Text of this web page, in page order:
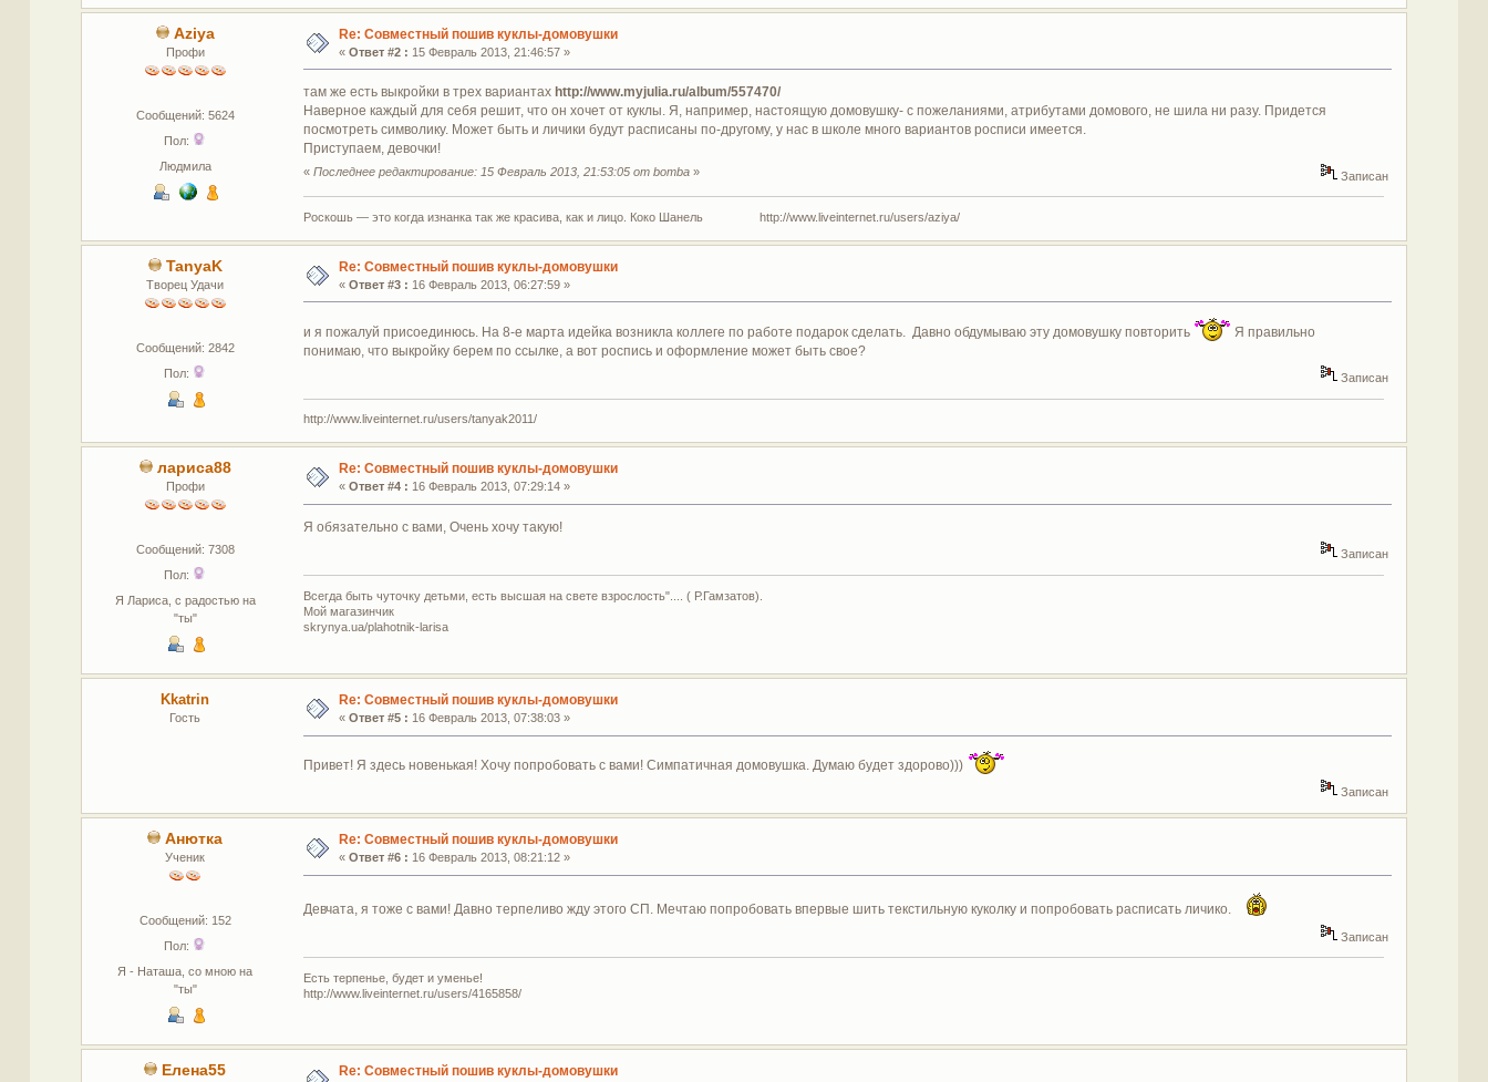
Aziya
Профи
Сообщений: 5624
Пол:
Людмила
Re: Совместный пошив куклы-домовушки
« Ответ #2 : 15 Февраль 2013, 21:46:57 »
там же есть выкройки в трех вариантах http://www.myjulia.ru/album/557470/
Наверное каждый для себя решит, что он хочет от куклы. Я, например, настоящую домовушку- с пожеланиями, атрибутами домового, не шила ни разу. Придется
посмотреть символику. Может быть и личики будут расписаны по-другому, у нас в школе много вариантов росписи имеется.
Приступаем, девочки!
« Последнее редактирование: 15 Февраль 2013, 21:53:05 от bomba» Записан
Роскошь — это когда изнанка так же красива, как и лицо. Коко Шанель http://www.liveinternet.ru/users/aziya/
TanyaK
Творец Удачи
Сообщений: 2842
Пол:
Re: Совместный пошив куклы-домовушки
« Ответ #3 : 16 Февраль 2013, 06:27:59 »
и я пожалуй присоединюсь. На 8-е марта идейка возникла коллеге по работе подарок сделать. Давно обдумываю эту домовушку повторить
Я правильно
понимаю, что выкройку берем по ссылке, а вот роспись и оформление может быть свое?
Записан
http://www.liveinternet.ru/users/tanyak2011/
лариса88
Профи
Сообщений: 7308
Пол:
Я Лариса, с радостью на
"ты"
Re: Совместный пошив куклы-домовушки
« Ответ #4 : 16 Февраль 2013, 07:29:14 »
Я обязательно с вами, Очень хочу такую!
Записан
Всегда быть чуточку детьми, есть высшая на свете взрослость".... ( Р.Гамзатов).
Мой магазинчик
skrynya.ua/plahotnik-larisa
Kkatrin
Гость
Re: Совместный пошив куклы-домовушки
« Ответ #5 : 16 Февраль 2013, 07:38:03 »
Привет! Я здесь новенькая! Хочу попробовать с вами! Симпатичная домовушка. Думаю будет здорово)))
Записан
Анютка
Ученик
Сообщений: 152
Пол:
Я - Наташа, со мною на
"ты"
Re: Совместный пошив куклы-домовушки
« Ответ #6 : 16 Февраль 2013, 08:21:12 »
Девчата, я тоже с вами! Давно терпеливо жду этого СП. Мечтаю попробовать впервые шить текстильную куколку и попробовать расписать личико.
Записан
Есть терпенье, будет и уменье!
http://www.liveinternet.ru/users/4165858/
Елена55 Re: Совместный пошив куклы-домовушки